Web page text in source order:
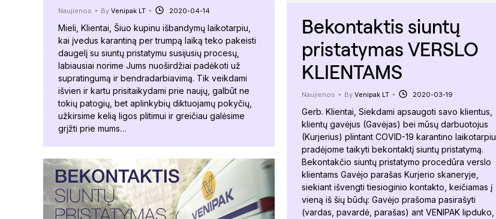
Naujienos By Venipak LT 2020-04-14
Mieli, Klientai, Šiuo kupinu išbandymų laikotarpiu,
kai įvedus karantiną per trumpą laiką teko pakeisti
daugelį su siuntų pristatymu susijusių procesų,
labiausiai norime Jums nuoširdžiai padėkoti už
supratingumą ir bendradarbiavimą. Tik veikdami
išvien ir kartu prisitaikydami prie naujų, galbūt ne
tokių patogių, bet aplinkybių diktuojamų pokyčių,
užkirsime kelią ligos plitimui ir greičiau galėsime
grįžti prie mums…
Bekontaktis siuntų
pristatymas VERSLO
KLIENTAMS
Naujienos By Venipak LT 2020-03-19
Gerb. Klientai, Siekdami apsaugoti savo klientus,
klientų gavėjus (Gavėjas) bei mūsų darbuotojus
(Kurjerius) plintant COVID-19 karantino laikotarpiu
pradėjome taikyti bekontaktį siuntų pristatymą.
Bekontakčio siuntų pristatymo procedūra verslo
klientams Gavėjo parašas Kurjerio skaneryje,
siekiant išvengti tiesioginio kontakto, keičiamas į
vieną iš šių būdų: Gavėjo prašoma pasirašyti
(vardas, pavardė, parašas) ant VENIPAK lipduko,